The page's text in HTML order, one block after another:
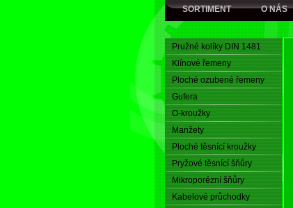
SORTIMENT O NÁS
Pružné kolíky DIN 1481
Klínové řemeny
Ploché ozubené řemeny
Gufera
O-kroužky
Manžety
Ploché těsnící kroužky
Pryžové těsnící šňůry
Mikroporézní šňůry
Kabelové průchodky